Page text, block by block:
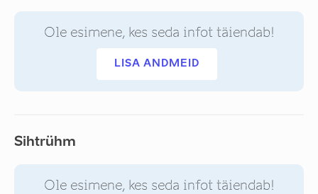
Ole esimene, kes seda infot täiendab!
LISA ANDMEID
Sihtrühm
Ole esimene, kes seda infot täiendab!